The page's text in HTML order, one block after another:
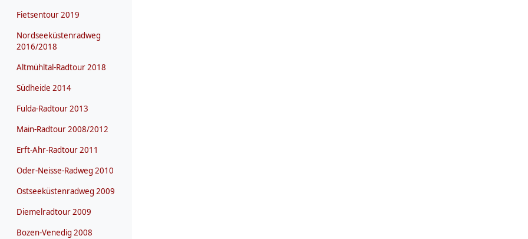
Fietsentour 2019
Nordseeküstenradweg
2016/2018
Altmühltal-Radtour 2018
Südheide 2014
Fulda-Radtour 2013
Main-Radtour 2008/2012
Erft-Ahr-Radtour 2011
Oder-Neisse-Radweg 2010
Ostseeküstenradweg 2009
Diemelradtour 2009
Bozen-Venedig 2008